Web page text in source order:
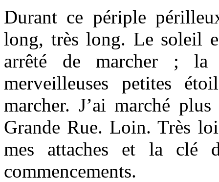
Durant ce périple
long, très long. Le soleil
arrêté de marcher ; la
merveilleuses petites
marcher. J’ai marché
Grande Rue. Loin. Très
mes attaches et la clé
commencements.